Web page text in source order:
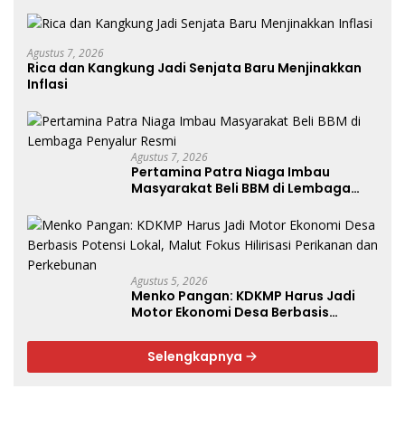
Agustus 7, 2026
Rica dan Kangkung Jadi Senjata Baru Menjinakkan
Inflasi
Agustus 7, 2026
Pertamina Patra Niaga Imbau
Masyarakat Beli BBM di Lembaga
Agustus 5, 2026
Menko Pangan: KDKMP Harus Jadi
Motor Ekonomi Desa Berbasis
Perikanan dan Perkebunan
Selengkapnya